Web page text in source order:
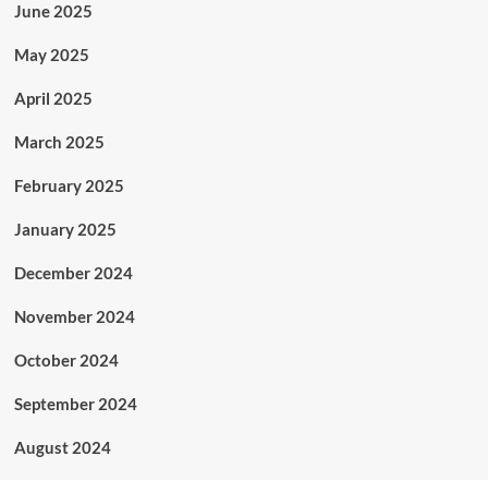
June 2025
May 2025
April 2025
March 2025
February 2025
January 2025
December 2024
November 2024
October 2024
September 2024
August 2024